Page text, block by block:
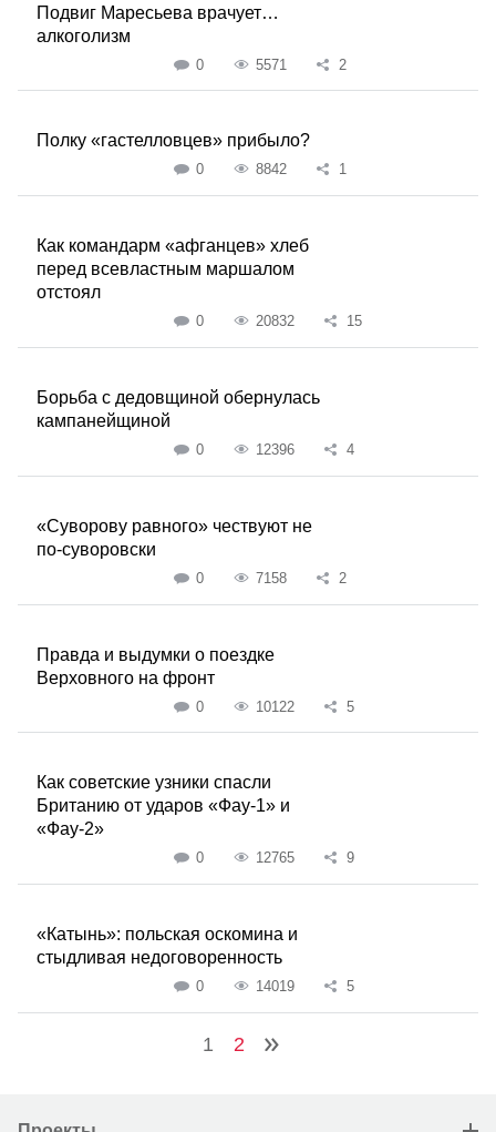
Подвиг Маресьева врачует…
алкоголизм
0 5571 2
Полку «гастелловцев» прибыло?
0 8842 1
Как командарм «афганцев» хлеб
перед всевластным маршалом
отстоял
0 20832 15
Борьба с дедовщиной обернулась
кампанейщиной
0 12396 4
«Суворову равного» чествуют не
по-суворовски
0 7158 2
Правда и выдумки о поездке
Верховного на фронт
0 10122 5
Как советские узники спасли
Британию от ударов «Фау-1» и
«Фау-2»
0 12765 9
«Катынь»: польская оскомина и
стыдливая недоговоренность
0 14019 5
1 2